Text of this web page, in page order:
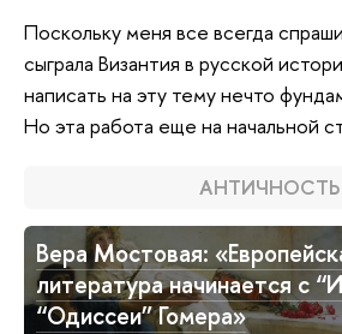
Поскольку меня все всегда
сыграла Византия в русской
написать на эту тему нечто
Но эта работа еще на начальной
АНТИЧНОСТЬ
Вера Мостовая:
литература начинается с
“Одиссеи” Гомера»